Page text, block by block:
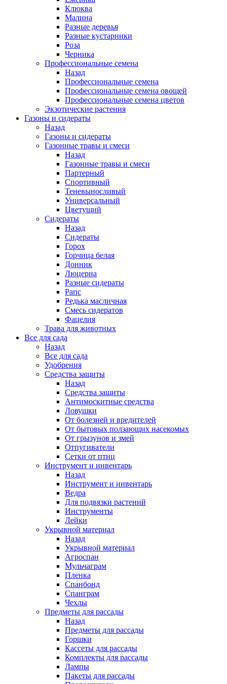
Клюква
Малина
Разные деревья
Разные кустарники
Роза
Черника
Профессиональные семена
Назад
Профессиональные семена
Профессиональные семена овощей
Профессиональные семена цветов
Экзотические растения
Газоны и сидераты
Назад
Газоны и сидераты
Газонные травы и смеси
Назад
Газонные травы и смеси
Партерный
Спортивный
Теневыносливый
Универсальный
Цветущий
Сидераты
Назад
Сидераты
Горох
Горчица белая
Донник
Люцерна
Разные сидераты
Рапс
Редька масличная
Смесь сидератов
Фацелия
Трава для животных
Все для сада
Назад
Все для сада
Удобрения
Средства защиты
Назад
Средства защиты
Антимоскитные средства
Ловушки
От болезней и вредителей
От бытовых ползающих насекомых
От грызунов и змей
Отпугиватели
Сетки от птиц
Инструмент и инвентарь
Назад
Инструмент и инвентарь
Ведра
Для подвязки растений
Инструменты
Лейки
Укрывной материал
Назад
Укрывной материал
Агроспан
Мульчаграм
Пленка
Спанбонд
Спанграм
Чехлы
Предметы для рассады
Назад
Предметы для рассады
Горшки
Кассеты для рассады
Комплекты для рассады
Лампы
Пакеты для рассады